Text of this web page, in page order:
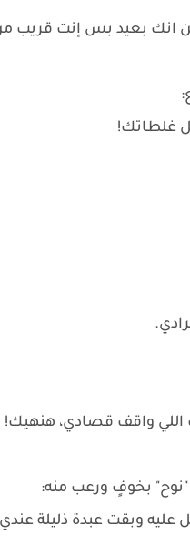
انك بعيد بس إنت
غلطاتك!
واقف قصادي، هنهيك!
بخوفٍ ورعب منه:
عليه وبقت عبدة ذليلة